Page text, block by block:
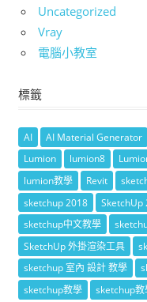
Uncategorized
Vray
電腦小教室
標籤
AI AI Material Generator
Lumion
lumion8
lumion教學
Revit
sketchup 2018
SketchUp
sketchup中文教學
SketchUp 外掛渲染工具
sketchup 室內 設計 教學
sketchup教學
sketchup教